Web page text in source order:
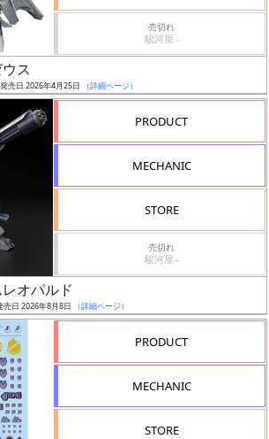
売切れ
駿河屋 -
ス
売日 2026年4月25日 （詳細ページ）
PRODUCT
MECHANIC
STORE
売切れ
駿河屋 -
オパルド
売日 2026年8月8日 （詳細ページ）
PRODUCT
MECHANIC
STORE